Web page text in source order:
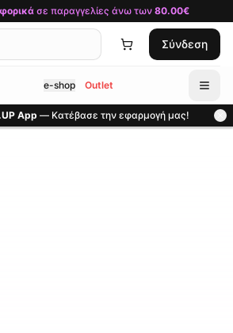
περιεχόμενο
σε παραγγελίες άνω των 80.00€
Σύνδεση
e-shop Outlet
App — Κατέβασε την εφαρμογή μας!